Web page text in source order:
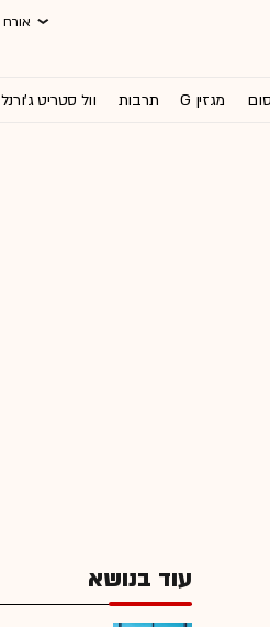
אורח
מגזין G תרבות וול סטריט ג'ורנל
עוד בנושא